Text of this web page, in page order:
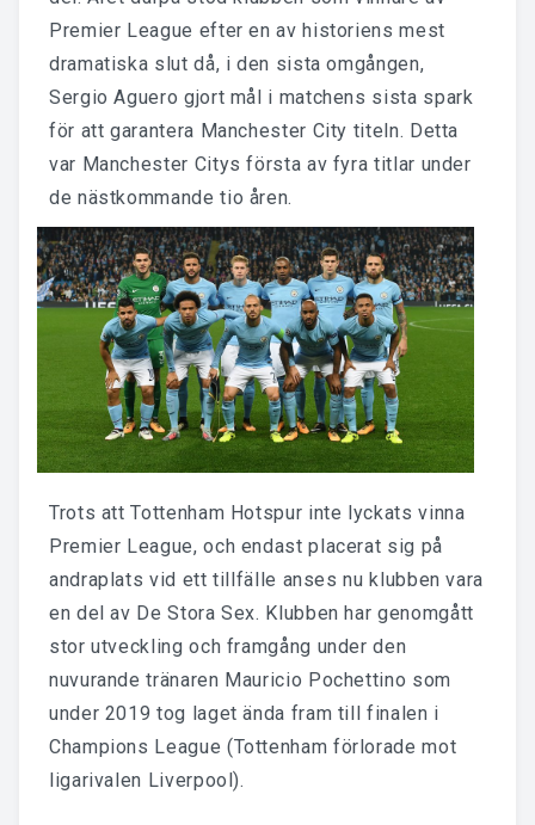
Premier League efter en av historiens mest
dramatiska slut då, i den sista omgången,
Sergio Aguero gjort mål i matchens sista spark
för att garantera Manchester City titeln. Detta
var Manchester Citys första av fyra titlar under
de nästkommande tio åren.
Trots att Tottenham Hotspur inte lyckats vinna
Premier League, och endast placerat sig på
andraplats vid ett tillfälle anses nu klubben vara
en del av De Stora Sex. Klubben har genomgått
stor utveckling och framgång under den
nuvurande tränaren Mauricio Pochettino som
under 2019 tog laget ända fram till finalen i
Champions League (Tottenham förlorade mot
ligarivalen Liverpool).